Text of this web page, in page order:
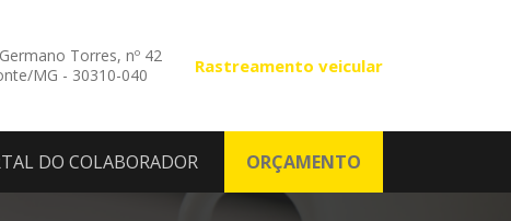
Torres, nº 42
MG - 30310-040
Rastreamento veicular
DO COLABORADOR ORÇAMENTO